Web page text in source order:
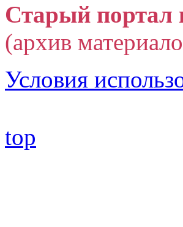
Старый портал
(архив
Условия
top